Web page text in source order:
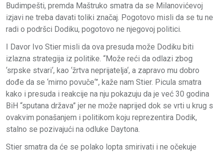
Budimpešti, premda Maštruko smatra da se Milanovićevoj
izjavi ne treba davati toliki značaj. Pogotovo misli da se tu ne
radi o podršci Dodiku, pogotovo ne njegovoj politici.
I Davor Ivo Stier misli da ova presuda može Dodiku biti
izlazna strategija iz politike. “Može reći da odlazi zbog
‘srpske stvari‘, kao ‘žrtva neprijatelja‘, a zapravo mu dobro
dođe da se ‘mirno povuče‘”, kaže nam Stier. Picula smatra
kako i presuda i reakcije na nju pokazuju da je već 30 godina
BiH “sputana država” jer ne može naprijed dok se vrti u krug s
ovakvim ponašanjem i politikom koju reprezentira Dodik,
stalno se pozivajući na odluke Daytona.
Stier smatra da će se polako lopta smirivati i ne očekuje